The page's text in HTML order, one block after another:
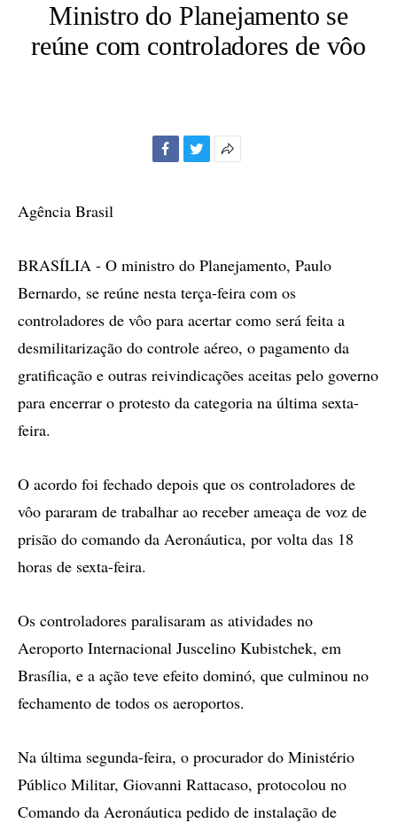
Ministro do Planejamento se
reúne com controladores de vôo
Agência Brasil
BRASÍLIA - O ministro do Planejamento, Paulo
Bernardo, se reúne nesta terça-feira com os
controladores de vôo para acertar como será feita a
desmilitarização do controle aéreo, o pagamento da
gratificação e outras reivindicações aceitas pelo governo
para encerrar o protesto da categoria na última sexta-
feira.
O acordo foi fechado depois que os controladores de
vôo pararam de trabalhar ao receber ameaça de voz de
prisão do comando da Aeronáutica, por volta das 18
horas de sexta-feira.
Os controladores paralisaram as atividades no
Aeroporto Internacional Juscelino Kubistchek, em
Brasília, e a ação teve efeito dominó, que culminou no
fechamento de todos os aeroportos.
Na última segunda-feira, o procurador do Ministério
Público Militar, Giovanni Rattacaso, protocolou no
Comando da Aeronáutica pedido de instalação de